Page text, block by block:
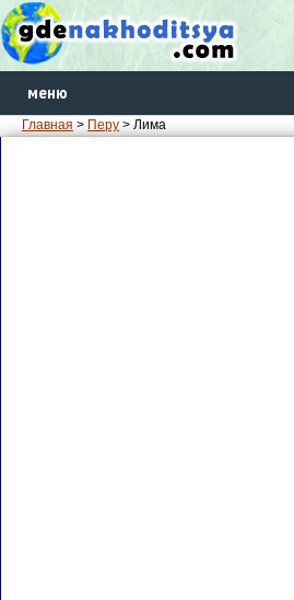
меню
Главная > Перу > Лима